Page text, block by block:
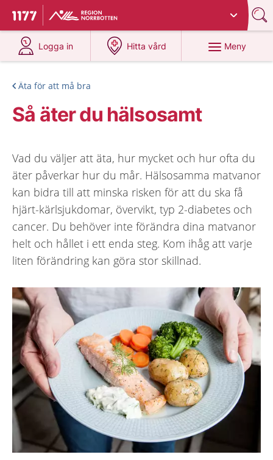
Till startsidan för 1177
Du har valt region
Logga in
på 1177.se
Hitta vård
på 1177.se
Meny
Äta för att må bra
Så äter du hälsosamt
Vad du väljer att äta, hur mycket och hur ofta du
äter påverkar hur du mår. Hälsosamma matvanor
kan bidra till att minska risken för att du ska få
hjärt-kärlsjukdomar, övervikt, typ 2-diabetes och
cancer. Du behöver inte förändra dina matvanor
helt och hållet i ett enda steg. Kom ihåg att varje
liten förändring kan göra stor skillnad.